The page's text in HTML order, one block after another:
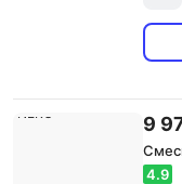
9
4.9